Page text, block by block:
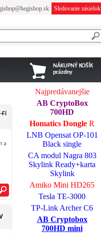
Sledovanie zásielok
NÁKUPNÝ KOŠÍK
prázdny
Fi
a
Najpredávanejšie
AB CryptoBox
700HD
Homatics Dongle R
LNB Opensat OP-101
Black single
CA modul Nagra 803
Skylink Ready+karta
Skylink
Amiko Mini HD265
Tesla TE-3000
TP-Link Archer C6
AB Cryptobox
700HD mini